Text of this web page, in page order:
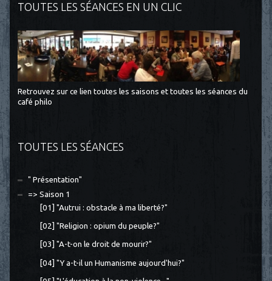
TOUTES LES SÉANCES EN UN CLIC
Retrouvez sur ce lien toutes les saisons et toutes les séances du
café philo
TOUTES LES SÉANCES
" Présentation"
=> Saison 1
[01] "Autrui : obstacle à ma liberté?"
[02] "Religion : opium du peuple?"
[03] "A-t-on le droit de mourir?"
[04] "Y a-t-il un Humanisme aujourd'hui?"